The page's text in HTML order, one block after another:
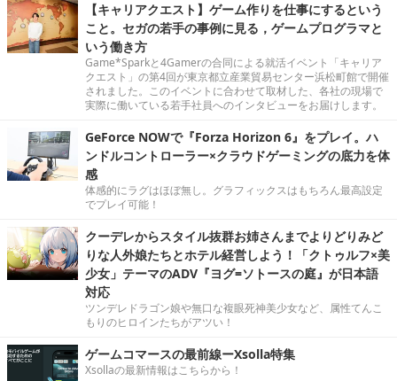
【キャリアクエスト】ゲーム作りを仕事にするという
こと。セガの若手の事例に見る，ゲームプログラマと
いう働き方
Game*Sparkと4Gamerの合同による就活イベント「キャリア
クエスト」の第4回が東京都立産業貿易センター浜松町館で開催
されました。このイベントに合わせて取材した、各社の現場で
実際に働いている若手社員へのインタビューをお届けします。
GeForce NOWで『Forza Horizon 6』をプレイ。ハ
ンドルコントローラー×クラウドゲーミングの底力を体
感
体感的にラグはほぼ無し。グラフィックスはもちろん最高設定
でプレイ可能！
クーデレからスタイル抜群お姉さんまでよりどりみど
りな人外娘たちとホテル経営しよう！「クトゥルフ×美
少女」テーマのADV『ヨグ=ソトースの庭』が日本語
対応
ツンデレドラゴン娘や無口な複眼死神美少女など、属性てんこ
もりのヒロインたちがアツい！
ゲームコマースの最前線ーXsolla特集
Xsollaの最新情報はこちらから！